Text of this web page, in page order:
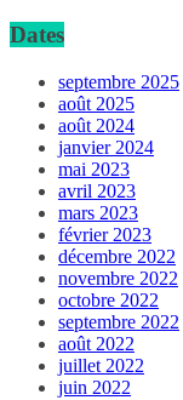
Dates
septembre 2025
août 2025
août 2024
janvier 2024
mai 2023
avril 2023
mars 2023
février 2023
décembre 2022
novembre 2022
octobre 2022
septembre 2022
août 2022
juillet 2022
juin 2022